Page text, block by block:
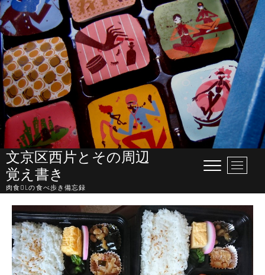
Skip
to
content
文京区西片とその周辺
覚え書き
肉食OLの食べ歩き備忘録
M
e
u
u
t
t
o